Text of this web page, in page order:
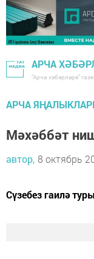
АРЧА
"Арча хәбәрләре"
АРЧА
Мәхәббәт
автор, 8 октябрь
Сүзебез гаилә